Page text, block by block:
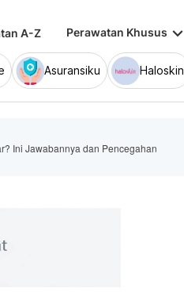
A-Z Perawatan Khusus keyboard_arrow_down
Asuransiku Haloskin
Ini Jawabannya dan Pencegahan